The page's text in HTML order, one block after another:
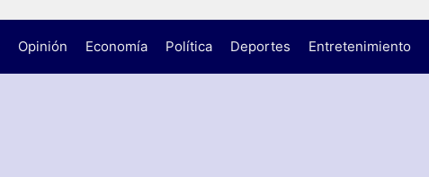
Opinión Economía Política Deportes Entretenimiento